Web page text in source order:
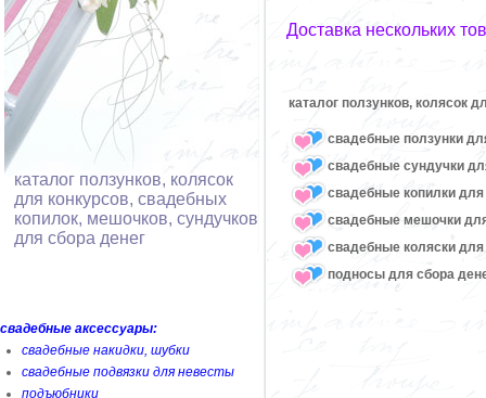
каталог ползунков, колясок
для конкурсов, свадебных
копилок, мешочков, сундучков
для сбора денег
свадебные аксессуары:
свадебные накидки, шубки
свадебные подвязки для невесты
подъюбники
Доставка нескольких
каталог ползунков, колясок
свадебные ползунки
свадебные сундучки
свадебные копилки для
свадебные мешочки
свадебные коляски для
подносы для сбора